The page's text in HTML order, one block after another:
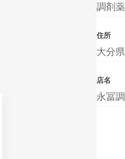
調剤
住所
大分
店名
永冨